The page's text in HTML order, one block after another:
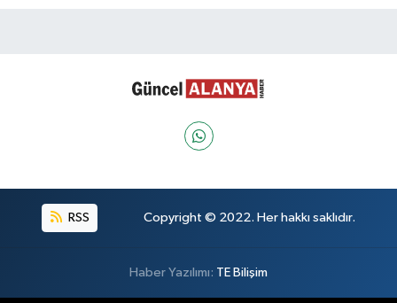
RSS Copyright © 2022. Her hakkı saklıdır.
Haber Yazılımı: TE Bilişim